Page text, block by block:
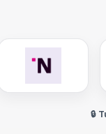
🔒